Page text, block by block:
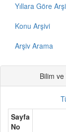
Yıllara Göre
Konu Arşivi
Arşiv Arama
Bilim
Sayfa
No